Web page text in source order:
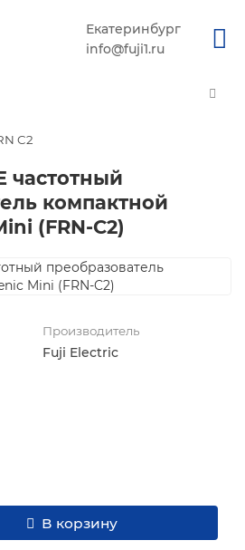
Екатеринбург
info@fuji1.ru
C2
частотный
компактной
(FRN-C2)
Производитель
Fuji Electric
В корзину